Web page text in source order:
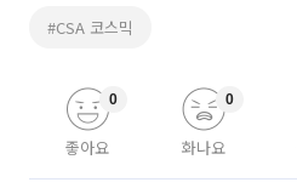
#CSA 코스믹
좋아요
0
화나요
0